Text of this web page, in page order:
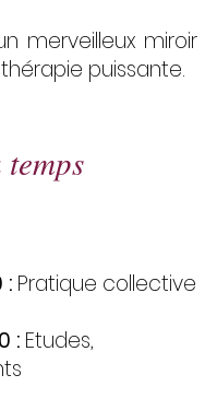
merveilleux miroir
puissante.
: Pratique collective
: Etudes,